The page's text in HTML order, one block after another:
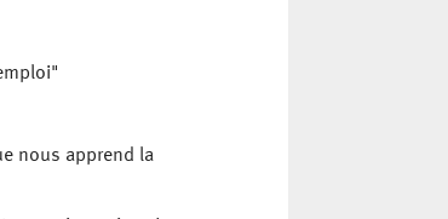
nous apprend la